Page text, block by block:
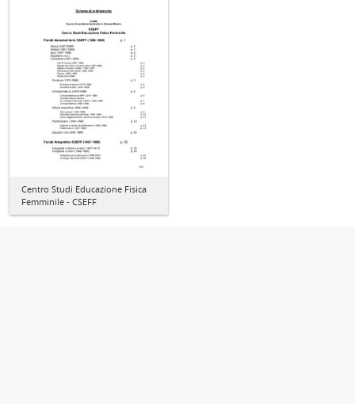
Centro Studi Educazione Fisica
Femminile - CSEFF